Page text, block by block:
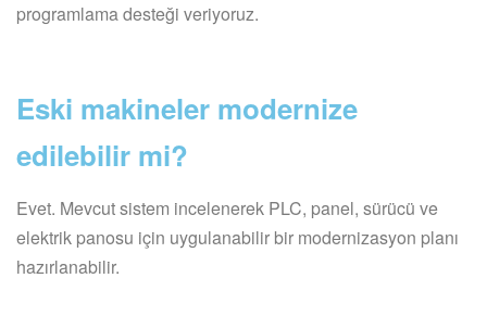
programlama desteği veriyoruz.
Eski makineler modernize
edilebilir mi?
Evet. Mevcut sistem incelenerek PLC, panel, sürücü ve
elektrik panosu için uygulanabilir bir modernizasyon planı
hazırlanabilir.